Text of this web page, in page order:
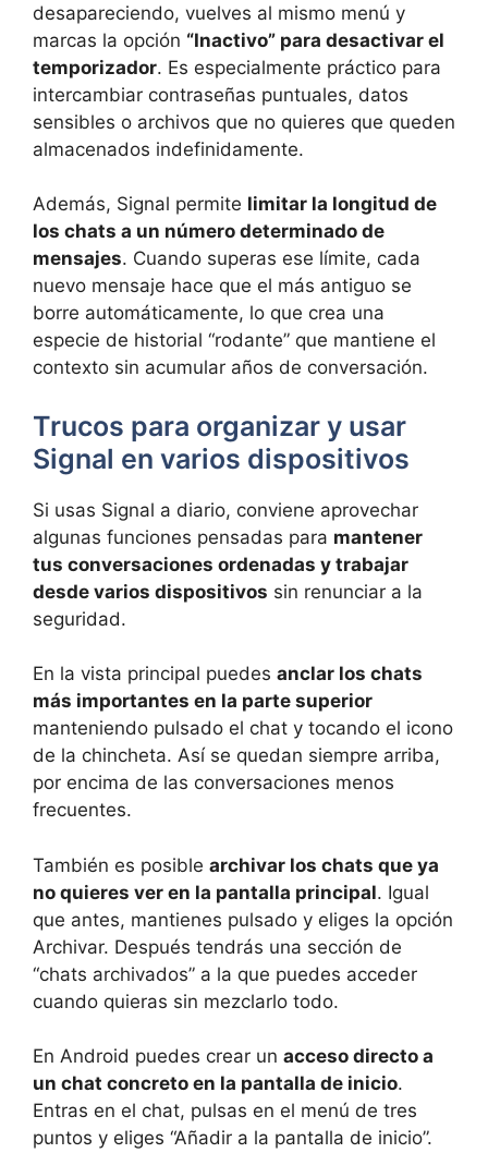
desapareciendo, vuelves al mismo menú y
marcas la opción “Inactivo” para desactivar el
temporizador. Es especialmente práctico para
intercambiar contraseñas puntuales, datos
sensibles o archivos que no quieres que queden
almacenados indefinidamente.
Además, Signal permite limitar la longitud de
los chats a un número determinado de
mensajes. Cuando superas ese límite, cada
nuevo mensaje hace que el más antiguo se
borre automáticamente, lo que crea una
especie de historial “rodante” que mantiene el
contexto sin acumular años de conversación.
Trucos para organizar y usar
Signal en varios dispositivos
Si usas Signal a diario, conviene aprovechar
algunas funciones pensadas para mantener
tus conversaciones ordenadas y trabajar
desde varios dispositivos sin renunciar a la
seguridad.
En la vista principal puedes anclar los chats
más importantes en la parte superior
manteniendo pulsado el chat y tocando el icono
de la chincheta. Así se quedan siempre arriba,
por encima de las conversaciones menos
frecuentes.
También es posible archivar los chats que ya
no quieres ver en la pantalla principal. Igual
que antes, mantienes pulsado y eliges la opción
Archivar. Después tendrás una sección de
“chats archivados” a la que puedes acceder
cuando quieras sin mezclarlo todo.
En Android puedes crear un acceso directo a
un chat concreto en la pantalla de inicio.
Entras en el chat, pulsas en el menú de tres
puntos y eliges “Añadir a la pantalla de inicio”.